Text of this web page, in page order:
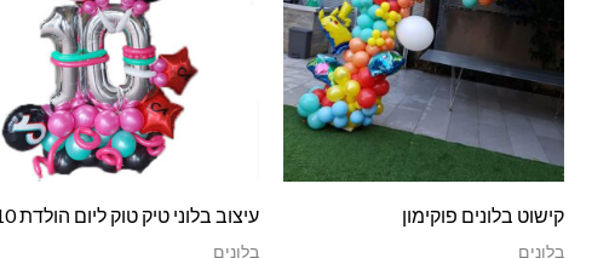
קישוט בלונים פוקימון
בלונים
עיצוב בלוני טיק טוק ליום הולדת 10
בלונים